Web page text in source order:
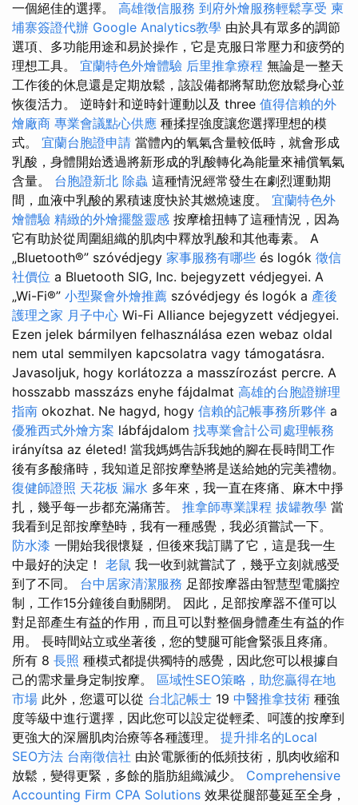
一個絕佳的選擇。 高雄徵信服務 到府外燴服務輕鬆享受 柬
埔寨簽證代辦 Google Analytics教學 由於具有眾多的調節
選項、多功能用途和易於操作，它是克服日常壓力和疲勞的
理想工具。 宜蘭特色外燴體驗 后里推拿療程 無論是一整天
工作後的休息還是定期放鬆，該設備都將幫助您放鬆身心並
恢復活力。 逆時針和逆時針運動以及 three 值得信賴的外
燴廠商 專業會議點心供應 種揉捏強度讓您選擇理想的模
式。 宜蘭台胞證申請 當體內的氧氣含量較低時，就會形成
乳酸，身體開始透過將新形成的乳酸轉化為能量來補償氧氣
含量。 台胞證新北 除蟲 這種情況經常發生在劇烈運動期
間，血液中乳酸的累積速度快於其燃燒速度。 宜蘭特色外
燴體驗 精緻的外燴擺盤靈感 按摩槍扭轉了這種情況，因為
它有助於從周圍組織的肌肉中釋放乳酸和其他毒素。 A
„Bluetooth®” szóvédjegy 家事服務有哪些 és logók 徵信
社價位 a Bluetooth SIG, Inc. bejegyzett védjegyei. A
„Wi-Fi®” 小型聚會外燴推薦 szóvédjegy és logók a 產後
護理之家 月子中心 Wi-Fi Alliance bejegyzett védjegyei.
Ezen jelek bármilyen felhasználása ezen webaz oldal
nem utal semmilyen kapcsolatra vagy támogatásra.
Javasoljuk, hogy korlátozza a masszírozást percre. A
hosszabb masszázs enyhe fájdalmat 高雄的台胞證辦理
指南 okozhat. Ne hagyd, hogy 信賴的記帳事務所夥伴 a
優雅西式外燴方案 lábfájdalom 找專業會計公司處理帳務
irányítsa az életed! 當我媽媽告訴我她的腳在長時間工作
後有多酸痛時，我知道足部按摩墊將是送給她的完美禮物。
復健師證照 天花板 漏水 多年來，我一直在疼痛、麻木中掙
扎，幾乎每一步都充滿痛苦。 推拿師專業課程 拔罐教學 當
我看到足部按摩墊時，我有一種感覺，我必須嘗試一下。
防水漆 一開始我很懷疑，但後來我訂購了它，這是我一生
中最好的決定！ 老鼠 我一收到就嘗試了，幾乎立刻就感受
到了不同。 台中居家清潔服務 足部按摩器由智慧型電腦控
制，工作15分鐘後自動關閉。 因此，足部按摩器不僅可以
對足部產生有益的作用，而且可以對整個身體產生有益的作
用。 長時間站立或坐著後，您的雙腿可能會緊張且疼痛。
所有 8 長照 種模式都提供獨特的感覺，因此您可以根據自
己的需求量身定制按摩。 區域性SEO策略，助您贏得在地
市場 此外，您還可以從 台北記帳士 19 中醫推拿技術 種強
度等級中進行選擇，因此您可以設定從輕柔、呵護的按摩到
更強大的深層肌肉治療等各種護理。 提升排名的Local
SEO方法 台南徵信社 由於電脈衝的低頻技術，肌肉收縮和
放鬆，變得更緊，多餘的脂肪組織減少。 Comprehensive
Accounting Firm CPA Solutions 效果從腿部蔓延至全身，